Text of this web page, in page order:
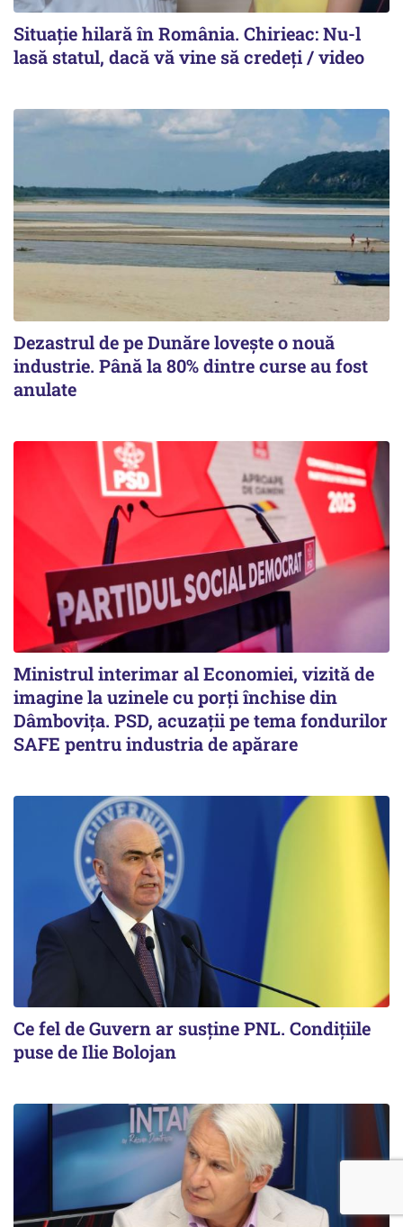
Situație hilară în România. Chirieac: Nu-l
lasă statul, dacă vă vine să credeți / video
Dezastrul de pe Dunăre lovește o nouă
industrie. Până la 80% dintre curse au fost
anulate
Ministrul interimar al Economiei, vizită de
imagine la uzinele cu porți închise din
Dâmbovița. PSD, acuzații pe tema fondurilor
SAFE pentru industria de apărare
Ce fel de Guvern ar susține PNL. Condițiile
puse de Ilie Bolojan